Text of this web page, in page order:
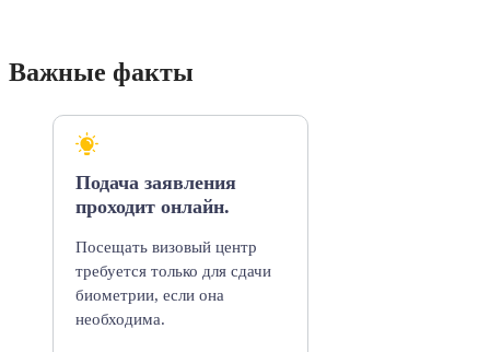
Важные факты
Подача заявления
проходит онлайн.
Посещать визовый центр
требуется только для сдачи
биометрии, если она
необходима.